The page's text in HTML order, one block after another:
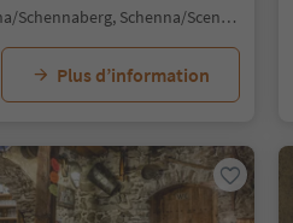
Monte Scena/Schennaberg, Schenna/Scena, Meran/Merano and environs
Plus d’information